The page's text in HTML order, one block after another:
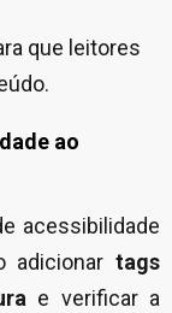
que leitores
ao
acessibilidade
adicionar tags
e verificar a